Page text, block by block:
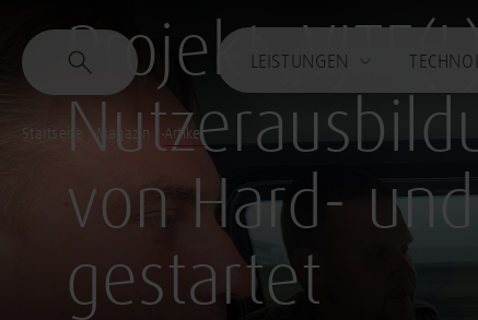
LEISTUNGEN
Startseite Magazin Artikel
Projekt
von Hard-
gestartet